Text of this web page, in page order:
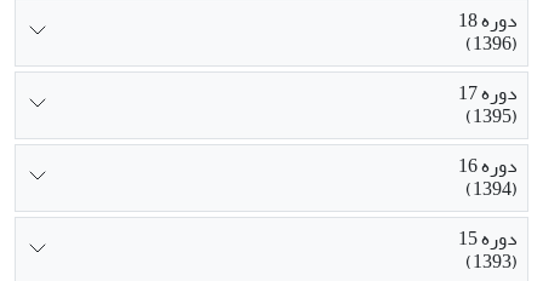
دوره 18
(1396)
دوره 17
(1395)
دوره 16
(1394)
دوره 15
(1393)